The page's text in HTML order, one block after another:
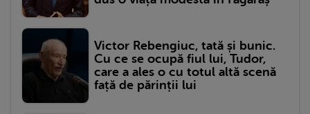
Victor Rebengiuc, tată și bunic.
Cu ce se ocupă fiul lui, Tudor,
care a ales o cu totul altă scenă
față de părinții lui